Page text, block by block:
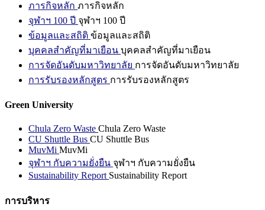
ภารกิจหลัก ภารกิจหลัก
จุฬาฯ 100 ปี จุฬาฯ 100 ปี
ข้อมูลและสถิติ ข้อมูลและสถิติ
บุคคลสำคัญที่มาเยือน บุคคลสำคัญที่มาเยือน
การจัดอันดับมหาวิทยาลัย การจัดอันดับมหาวิทยาลัย
การรับรองหลักสูตร การรับรองหลักสูตร
Green University
Chula Zero Waste Chula Zero Waste
CU Shuttle Bus CU Shuttle Bus
MuvMi MuvMi
จุฬาฯ กับความยั่งยืน จุฬาฯ กับความยั่งยืน
Sustainability Report Sustainability Report
การบริหาร